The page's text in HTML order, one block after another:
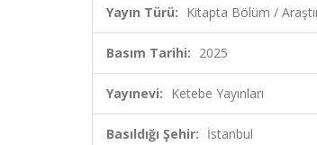
Yayın Türü: Kitapta Bölüm /
Basım Tarihi: 2025
Yayınevi: Ketebe Yayınları
Basıldığı Şehir: İstanbul